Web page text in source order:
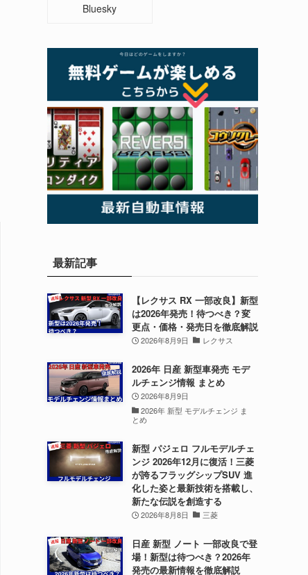
Bluesky
最新記事
【レクサス RX 一部改良】新型
は2026年発売！待つべき？変
更点・価格・発売日を徹底解説
2026年8月9日 レクサス
2026年 日産 新型車発売 モデ
ルチェンジ情報 まとめ
2026年8月9日
2026年 新型 モデルチェンジ ま
とめ
新型 パジェロ フルモデルチェ
ンジ 2026年12月に復活！三菱
が誇るフラッグシップSUV 進
化した姿と最新技術を搭載し、
新たな伝説を創造する
2026年8月8日 三菱
日産 新型 ノート 一部改良で登
場！新型は待つべき？2026年
発売の最新情報を徹底解説